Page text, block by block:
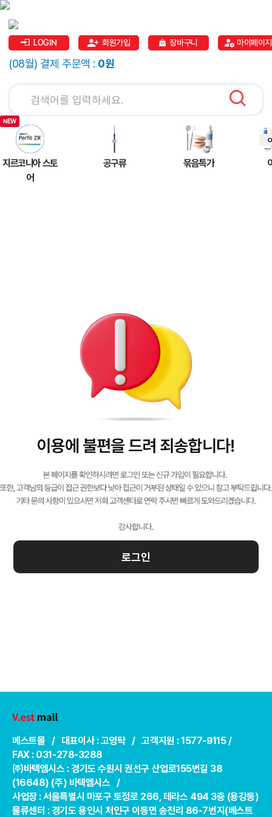
LOGIN 회원가입 장바구니 마이페이지
(08월) 결제 주문액 : 0원
지르코니아 스토
어
공구류 묶음특가
로그인
베스트몰 / 대표이사 : 고영탁 / 고객지원 : 1577-9115 /
FAX : 031-278-3288
㈜바텍엠시스 : 경기도 수원시 권선구 산업로155번길 38
(16648) (주) 바텍엠시스 /
사업장 : 서울특별시 마포구 토정로 266, 테라스 494 3층 (용강동)
물류센터 : 경기도 용인시 처인구 이동면 송전리 86-7번지(베스트